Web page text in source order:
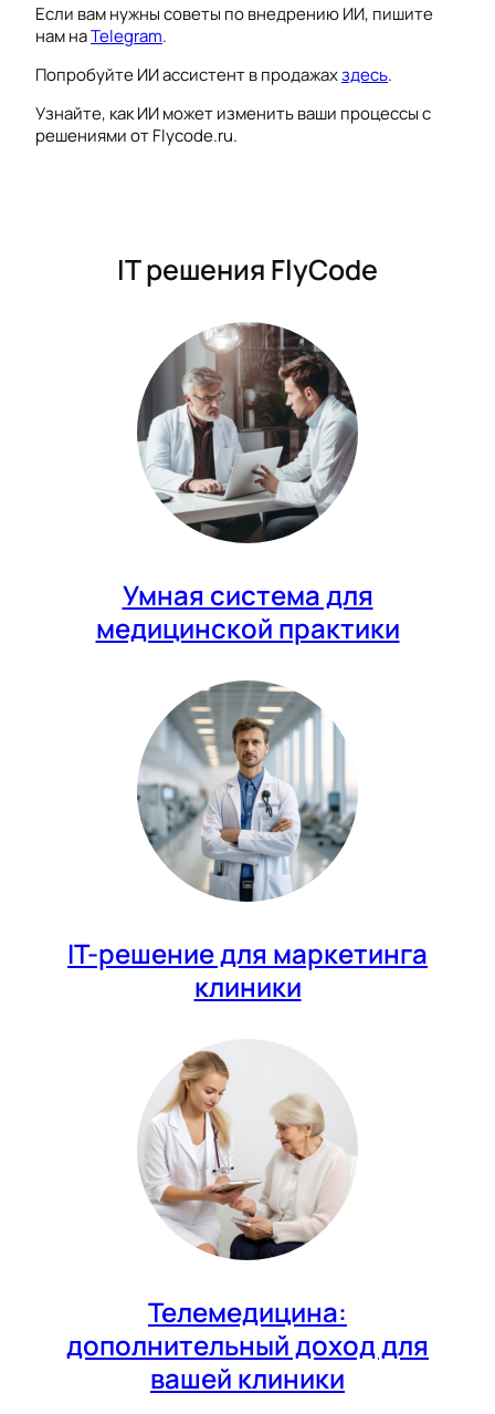
Если вам нужны советы по внедрению ИИ, пишите
нам наTelegram.
Попробуйте ИИ ассистент в продажахздесь.
Узнайте, как ИИ может изменить ваши процессы с
решениями от Flycode.ru.
IT решения FlyCode
Умная система для
медицинской практики
IT-решение для маркетинга
клиники
Телемедицина:
дополнительный доход для
вашей клиники